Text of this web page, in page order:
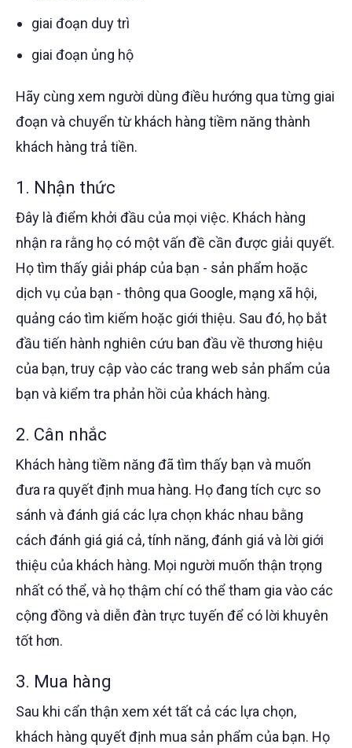
giai đoạn duy trì
giai đoạn ủng hộ
Hãy cùng xem người dùng điều hướng qua từng giai
đoạn và chuyển từ khách hàng tiềm năng thành
khách hàng trả tiền.
1. Nhận thức
Đây là điểm khởi đầu của mọi việc. Khách hàng
nhận ra rằng họ có một vấn đề cần được giải quyết.
Họ tìm thấy giải pháp của bạn - sản phẩm hoặc
dịch vụ của bạn - thông qua Google, mạng xã hội,
quảng cáo tìm kiếm hoặc giới thiệu. Sau đó, họ bắt
đầu tiến hành nghiên cứu ban đầu về thương hiệu
của bạn, truy cập vào các trang web sản phẩm của
bạn và kiểm tra phản hồi của khách hàng.
2. Cân nhắc
Khách hàng tiềm năng đã tìm thấy bạn và muốn
đưa ra quyết định mua hàng. Họ đang tích cực so
sánh và đánh giá các lựa chọn khác nhau bằng
cách đánh giá giá cả, tính năng, đánh giá và lời giới
thiệu của khách hàng. Mọi người muốn thận trọng
nhất có thể, và họ thậm chí có thể tham gia vào các
cộng đồng và diễn đàn trực tuyến để có lời khuyên
tốt hơn.
3. Mua hàng
Sau khi cẩn thận xem xét tất cả các lựa chọn,
khách hàng quyết định mua sản phẩm của bạn. Họ